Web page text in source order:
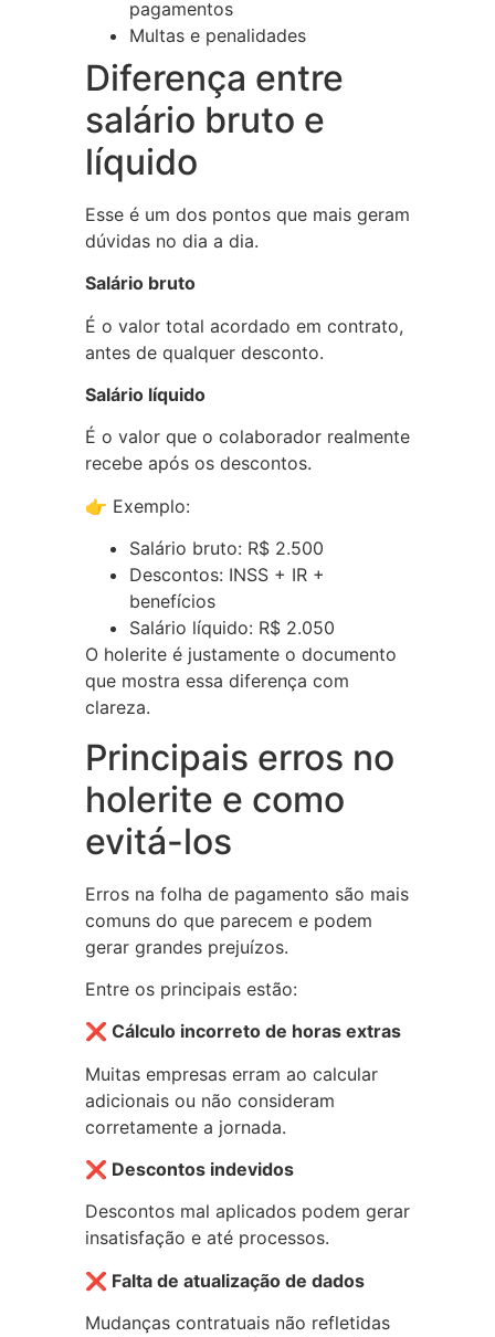
pagamentos
Multas e penalidades
Diferença entre
salário bruto e
líquido
Esse é um dos pontos que mais geram
dúvidas no dia a dia.
Salário bruto
É o valor total acordado em contrato,
antes de qualquer desconto.
Salário líquido
É o valor que o colaborador realmente
recebe após os descontos.
👉 Exemplo:
Salário bruto: R$ 2.500
Descontos: INSS + IR +
benefícios
Salário líquido: R$ 2.050
O holerite é justamente o documento
que mostra essa diferença com
clareza.
Principais erros no
holerite e como
evitá-los
Erros na folha de pagamento são mais
comuns do que parecem e podem
gerar grandes prejuízos.
Entre os principais estão:
❌ Cálculo incorreto de horas extras
Muitas empresas erram ao calcular
adicionais ou não consideram
corretamente a jornada.
❌ Descontos indevidos
Descontos mal aplicados podem gerar
insatisfação e até processos.
❌ Falta de atualização de dados
Mudanças contratuais não refletidas